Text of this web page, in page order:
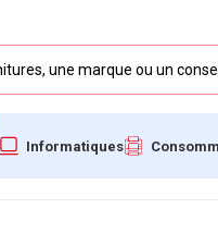
Informatiques